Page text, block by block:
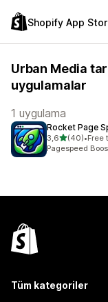
Shopify App
Urban Media
uygulamalar
1 uygulama
Rocket Page
3,65 yıldız
(40)
toplam 40•Free
Pagespeed
Tüm kategoriler